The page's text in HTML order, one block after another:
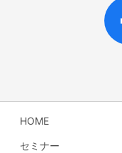
HOME
セミナー